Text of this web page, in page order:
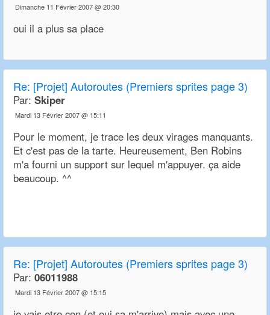
Dimanche 11 Février 2007 @ 20:30
oui il a plus sa place
Re: [Projet] Autoroutes (Premiers sprites page 3)
Par: Skiper
Mardi 13 Février 2007 @ 15:11
Pour le moment, je trace les deux virages manquants.
Et c'est pas de la tarte. Heureusement, Ben Robins
m'a fourni un support sur lequel m'appuyer. ça aide
beaucoup. ^^
Re: [Projet] Autoroutes (Premiers sprites page 3)
Par: 06011988
Mardi 13 Février 2007 @ 15:15